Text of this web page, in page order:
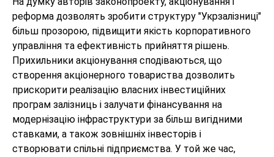
реформа дозволять зробити структуру "Укрзалізниці"
більш прозорою, підвищити якість корпоративного
управління та ефективність прийняття рішень.
Прихильники акціонування сподіваються, що
створення акціонерного товариства дозволить
прискорити реалізацію власних інвестиційних
програм залізниць і залучати фінансування на
модернізацію інфраструктури за більш вигідними
ставками, а також зовнішніх інвесторів і
створювати спільні підприємства. У той же час,